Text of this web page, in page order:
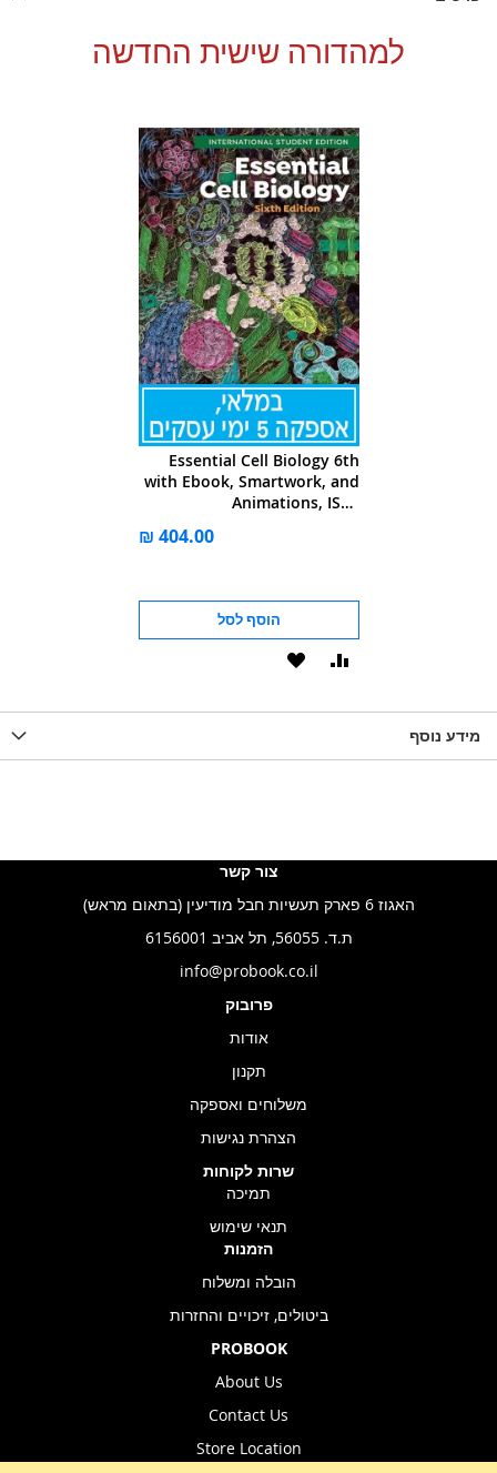
למהדורה שישית החדשה
Essential Cell Biology 6th
with Ebook, Smartwork, and
Animations, ISE -
‏404.00 ‏₪
הוסף לסל
הוסף
מידע נוסף
צור קשר
האגוז 6 פארק תעשיות חבל מודיעין (בתאום מראש)
ת.ד. 56055, תל אביב 6156001
info@probook.co.il
פרובוק
אודות
תקנון
משלוחים ואספקה
הצהרת נגישות
שרות לקוחות
תמיכה
תנאי שימוש
הזמנות
הובלה ומשלוח
ביטולים, זיכויים והחזרות
PROBOOK
About Us
Contact Us
Store Location